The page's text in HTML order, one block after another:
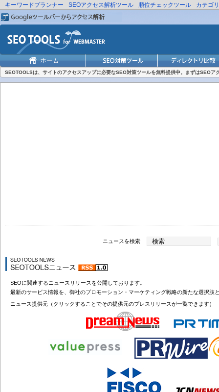
キーワードプランナー SEOアクセス解析ツール 順位チェックツール カテゴ
SEOTOOLSは、サイトのアクセスアップに必要なSEO対策ツールを無料提供中。まずはSEOア
ニュースを検索
SEOに関連するニュースリリースを公開しております。
最新のサービス情報を、御社のプロモーション・マーケティング戦略の新たな選択肢
ニュース提供元（クリックすることでその提供元のプレスリリースが一覧できます）